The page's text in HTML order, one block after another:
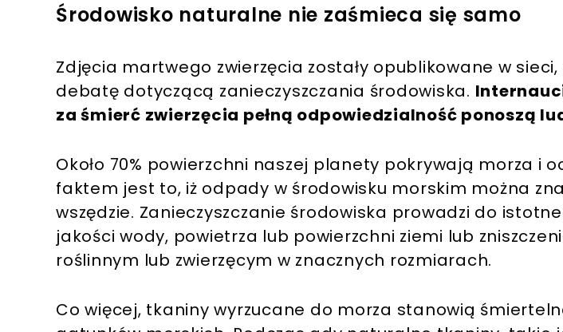
Środowisko naturalne nie zaśmieca się samo
Zdjęcia martwego zwierzęcia zostały opublikowane w sieci,
debatę dotyczącą zanieczyszczania środowiska.
za śmierć zwierzęcia pełną odpowiedzialność ponoszą
Około 70% powierzchni naszej planety pokrywają morza i
faktem jest to, iż odpady w środowisku morskim można
wszędzie. Zanieczyszczanie środowiska prowadzi do
jakości wody, powietrza lub powierzchni ziemi lub
roślinnym lub zwierzęcym w znacznych rozmiarach.
Co więcej, tkaniny wyrzucane do morza stanowią